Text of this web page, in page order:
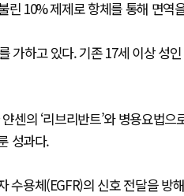
린 10% 제제로 항체를 통해 면역
가하고 있다. 기존 17세 이상 성
센의 ‘리브리반트’와 병용요법
성과다.
수용체(EGFR)의 신호 전달을 방